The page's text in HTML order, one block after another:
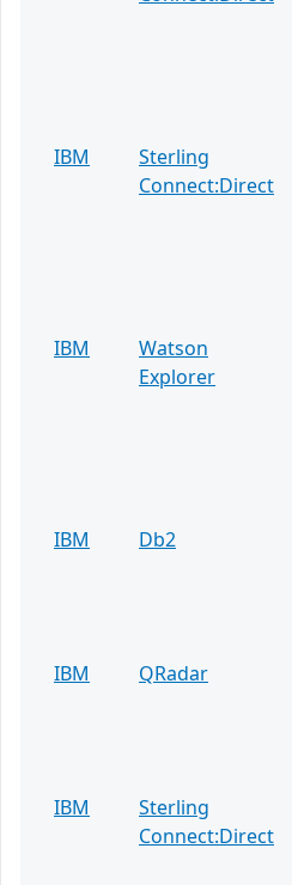
IBM
Sterling
Connect:Direct
IBM
Watson
Explorer
IBM
Db2
IBM
QRadar
IBM
Sterling
Connect:Direct